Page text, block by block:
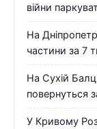
війни
На
частини за 7
На Сухій
повернуться
У Кривому